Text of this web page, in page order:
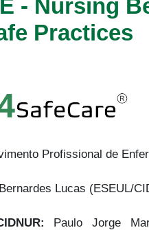
- Nursing
Practices
Profissional de
Lucas (ESEUL/
Paulo Jorge